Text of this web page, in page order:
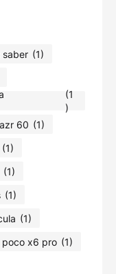
saber (1)
(1
)
60 (1)
(1)
(1)
(1)
(1)
poco x6 pro (1)